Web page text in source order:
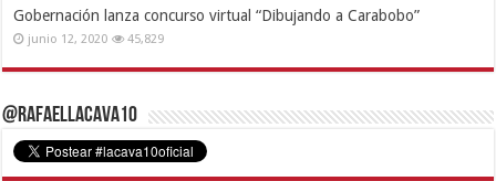
Gobernación lanza concurso virtual “Dibujando a Carabobo”
junio 12, 2020 45,829
@RafaelLacava10